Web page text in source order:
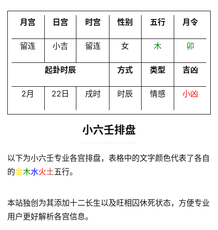
月宫 日宫 时宫 性别 五行 月令
留连 小吉 留连 女 木 卯
起卦时辰 方式 类型 吉凶
2月 22日 戌时 时辰 情感 小凶
小六壬排盘
以下为小六壬专业各宫排盘，表格中的文字颜色代表了各自
的金木水火土五行。
本站独创为其添加十二长生以及旺相囚休死状态，方便专业
用户更好解析各宫信息。